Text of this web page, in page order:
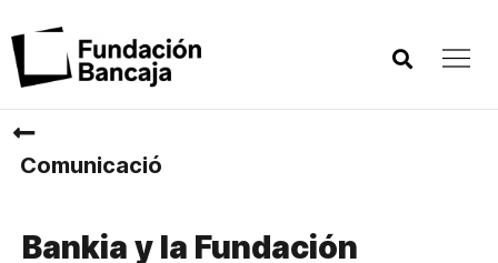
Comunicació
Bankia y la Fundación